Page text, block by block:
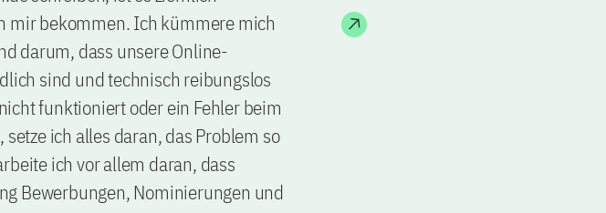
mir bekommen. Ich kümmere mich
darum, dass unsere Online-
sind und technisch reibungslos
funktioniert oder ein Fehler beim
ich alles daran, das Problem so
ich vor allem daran, dass
Bewerbungen, Nominierungen und